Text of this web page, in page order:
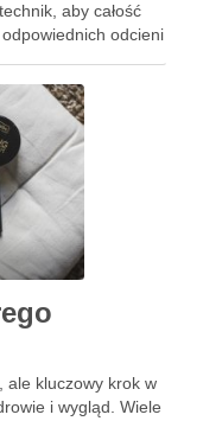
aby całość
odcieni
ale kluczowy krok w
i wygląd. Wiele